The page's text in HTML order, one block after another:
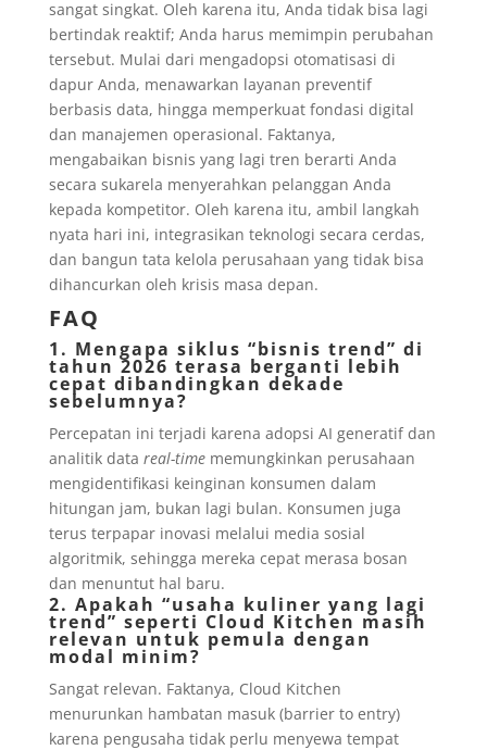
sangat singkat. Oleh karena itu, Anda tidak bisa lagi
bertindak reaktif; Anda harus memimpin perubahan
tersebut. Mulai dari mengadopsi otomatisasi di
dapur Anda, menawarkan layanan preventif
berbasis data, hingga memperkuat fondasi digital
dan manajemen operasional. Faktanya,
mengabaikan bisnis yang lagi tren berarti Anda
secara sukarela menyerahkan pelanggan Anda
kepada kompetitor. Oleh karena itu, ambil langkah
nyata hari ini, integrasikan teknologi secara cerdas,
dan bangun tata kelola perusahaan yang tidak bisa
dihancurkan oleh krisis masa depan.
FAQ
1. Mengapa siklus “bisnis trend” di
tahun 2026 terasa berganti lebih
cepat dibandingkan dekade
sebelumnya?
Percepatan ini terjadi karena adopsi AI generatif dan
analitik data real-timememungkinkan perusahaan
mengidentifikasi keinginan konsumen dalam
hitungan jam, bukan lagi bulan. Konsumen juga
terus terpapar inovasi melalui media sosial
algoritmik, sehingga mereka cepat merasa bosan
dan menuntut hal baru.
2. Apakah “usaha kuliner yang lagi
trend” seperti Cloud Kitchen masih
relevan untuk pemula dengan
modal minim?
Sangat relevan. Faktanya, Cloud Kitchen
menurunkan hambatan masuk (barrier to entry)
karena pengusaha tidak perlu menyewa tempat